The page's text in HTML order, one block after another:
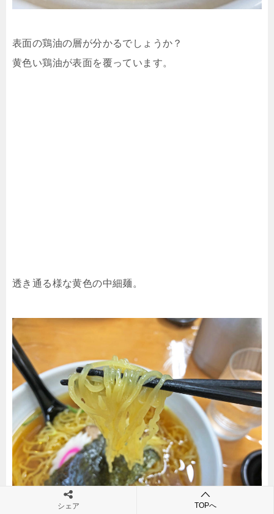
表面の鶏油の層が分かるでしょうか？
黄色い鶏油が表面を覆っています。
透き通る様な黄色の中細麺。
シェア TOPへ